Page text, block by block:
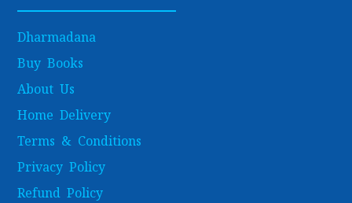
Dharmadana
Buy Books
About Us
Home Delivery
Terms & Conditions
Privacy Policy
Refund Policy